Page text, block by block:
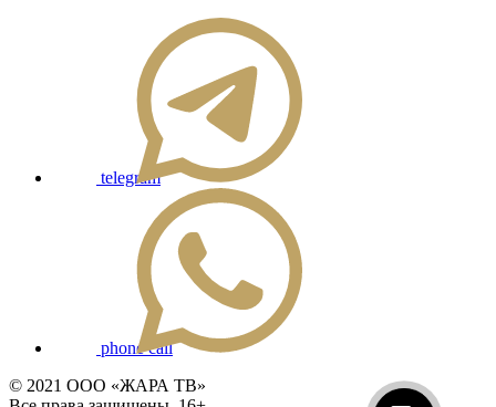
telegram
phone call
© 2021 ООО «ЖАРА ТВ»